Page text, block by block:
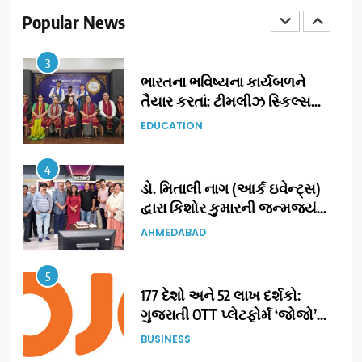
Popular News
ગુજરાતમાં પોતાની હાજરી વધુ
3
ભારતના ભવિષ્યના કાર્યબળને
તૈયાર કરતાં: ટીમલીઝ સ્કિલ્સ
યુનિવર્સિટીએ 65 સ્નાતકોને ડિગ્રી
EDUCATION
4
ડો. મિતાલી નાગ (આર્ક ઇવેન્ટ્સ)
દ્વારા કિશોર કુમારની જન્મજયંતિ
નિમિત્તે સંગીતમય શ્રદ્ધાંજલિ
AHMEDABAD
5
177 દેશો અને 52 લાખ દર્શકો:
ગુજરાતી OTT પ્લેટફોર્મ ‘જોજો’
(JOJO) નો વિશ્વભરમાં દબદબો
BUSINESS